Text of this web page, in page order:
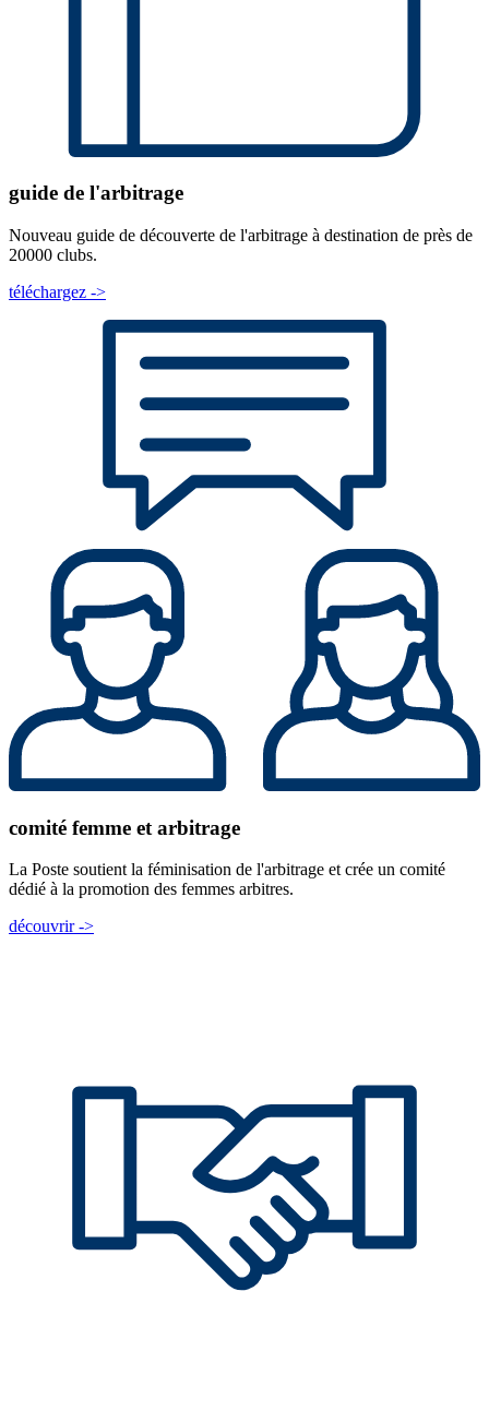
guide de l'arbitrage
Nouveau guide de découverte de l'arbitrage à destination de près de
20000 clubs.
téléchargez ->
comité femme et arbitrage
La Poste soutient la féminisation de l'arbitrage et crée un comité
dédié à la promotion des femmes arbitres.
découvrir ->